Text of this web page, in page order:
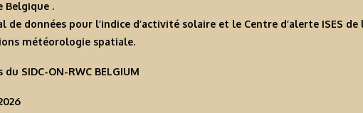
Belgique .
de données pour l’indice d’activité solaire et le Centre d’alerte ISES de
météorologie spatiale.
SIDC-ON-RWC BELGIUM